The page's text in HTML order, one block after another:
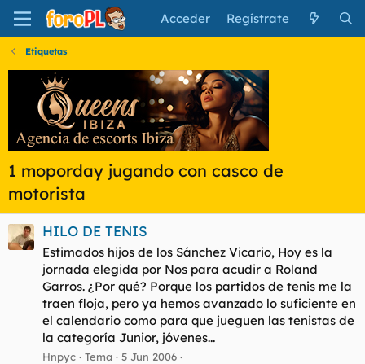
Acceder Regístrate
Etiquetas
1 moporday jugando con casco de
motorista
HILO DE TENIS
Estimados hijos de los Sánchez Vicario, Hoy es la
jornada elegida por Nos para acudir a Roland
Garros. ¿Por qué? Porque los partidos de tenis me la
traen floja, pero ya hemos avanzado lo suficiente en
el calendario como para que jueguen las tenistas de
la categoría Junior, jóvenes...
Hnpyc Tema 5 Jun 2006